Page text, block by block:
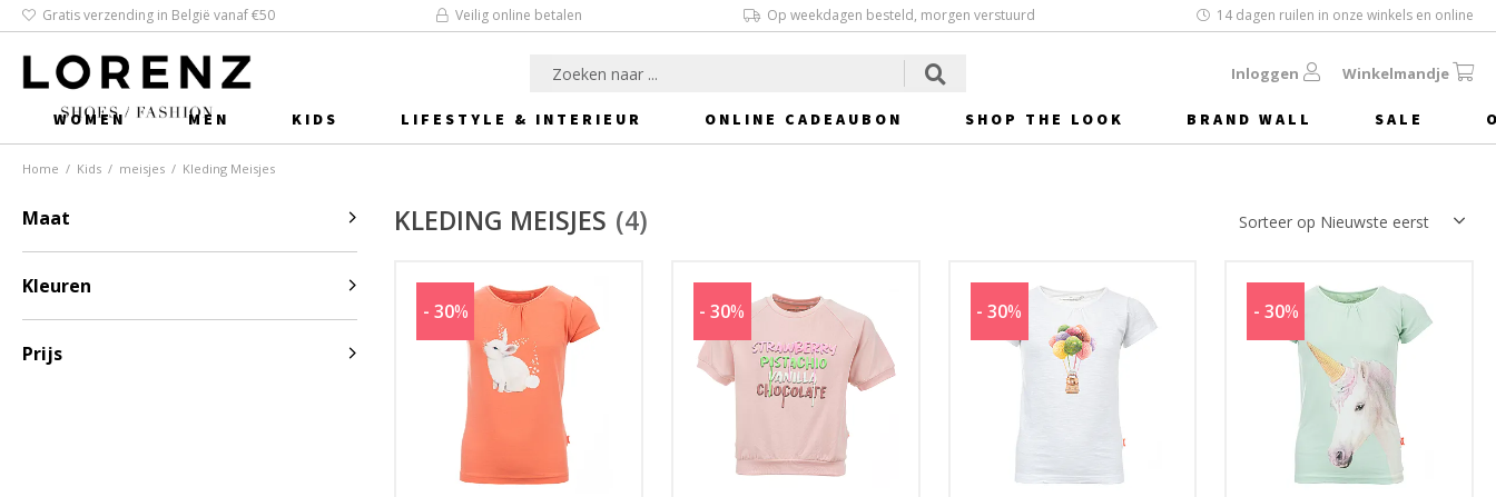
Gratis verzending in België vanaf €50 Veilig online betalen Op weekdagen besteld, morgen verstuurd 14 dagen ruilen in onze winkels en online
Inloggen Winkelmandje
WOMEN MEN KIDS LIFESTYLE & INTERIEUR ONLINE CADEAUBON SHOP THE LOOK BRAND WALL SALE
Home / Kids / meisjes / Kleding Meisjes
Maat
Kleuren
Prijs
KLEDING MEISJES (4)
- 30% - 30% - 30% - 30%